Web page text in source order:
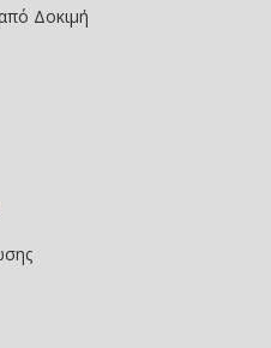
Δοκιμή